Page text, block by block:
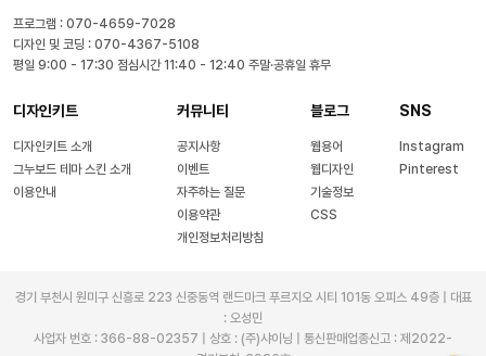
프로그램 : 070-4659-7028
디자인 및 코딩 : 070-4367-5108
평일 9:00 - 17:30 점심시간 11:40 - 12:40 주말·공휴일 휴무
디자인키트
디자인키트 소개
그누보드 테마 스킨 소개
이용안내
커뮤니티
공지사항
이벤트
자주하는 질문
이용약관
개인정보처리방침
블로그
웹용어
웹디자인
기술정보
CSS
SNS
Instagram
Pinterest
경기 부천시 원미구 신흥로 223 신중동역 랜드마크 푸르지오 시티 101동 오피스 49층 | 대표
: 오성민
사업자 번호 : 366-88-02357 | 상호 : (주)샤이닝 | 통신판매업종신고 : 제2022-